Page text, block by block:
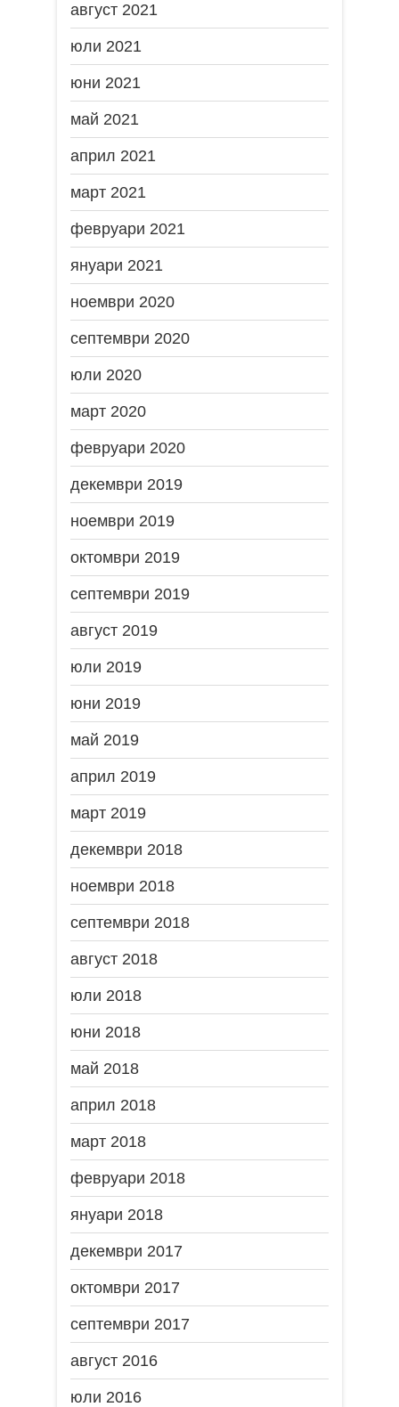
август 2021
юли 2021
юни 2021
май 2021
април 2021
март 2021
февруари 2021
януари 2021
ноември 2020
септември 2020
юли 2020
март 2020
февруари 2020
декември 2019
ноември 2019
октомври 2019
септември 2019
август 2019
юли 2019
юни 2019
май 2019
април 2019
март 2019
декември 2018
ноември 2018
септември 2018
август 2018
юли 2018
юни 2018
май 2018
април 2018
март 2018
февруари 2018
януари 2018
декември 2017
октомври 2017
септември 2017
август 2016
юли 2016